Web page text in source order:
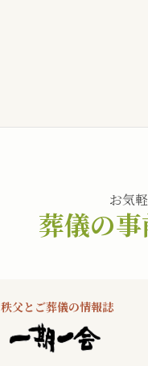
お気
葬儀の
秩父とご葬儀の情報誌